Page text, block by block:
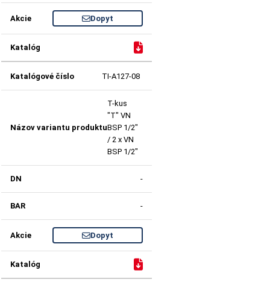
Dopyt
TI-A127-08
T-kus
"T" VN
BSP 1/2"
/ 2 x VN
BSP 1/2"
-
-
Dopyt